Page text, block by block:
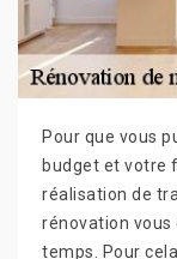
Pour que vous
budget et votre
réalisation de
rénovation vous
temps. Pour